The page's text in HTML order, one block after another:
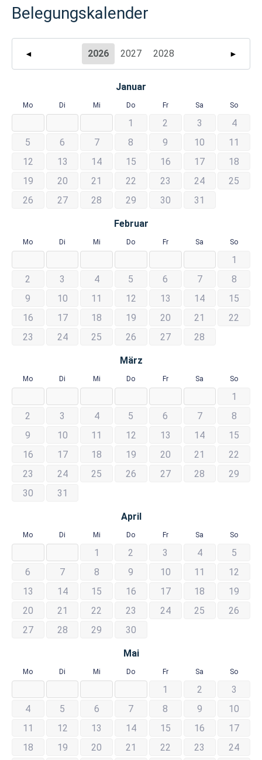
Belegungskalender
◄ 2026 2027 2028 ►
Januar
Mo Di Mi Do Fr Sa So
1 2 3
4
5
6 7 8 9 10
11
12
13 14 15 16 17
18
19
20 21 22 23 24
25
26
27 28 29 30 31
Februar
Mo Di Mi Do Fr Sa So
1
2
3 4 5 6 7
8
9
10 11 12 13 14
15
16
17 18 19 20 21
22
23
24 25 26 27 28
März
Mo Di Mi Do Fr Sa So
1
2
3 4 5 6 7
8
9
10 11 12 13 14
15
16
17 18 19 20 21
22
23
24 25 26 27 28
29
30
31
April
Mo Di Mi Do Fr Sa So
1 2 3 4
5
6
7 8 9 10 11
12
13
14 15 16 17 18
19
20
21 22 23 24 25
26
27
28 29 30
Mai
Mo Di Mi Do Fr Sa So
1 2
3
4
5 6 7 8 9
10
11
12 13 14 15 16
17
18
19 20 21 22 23
24